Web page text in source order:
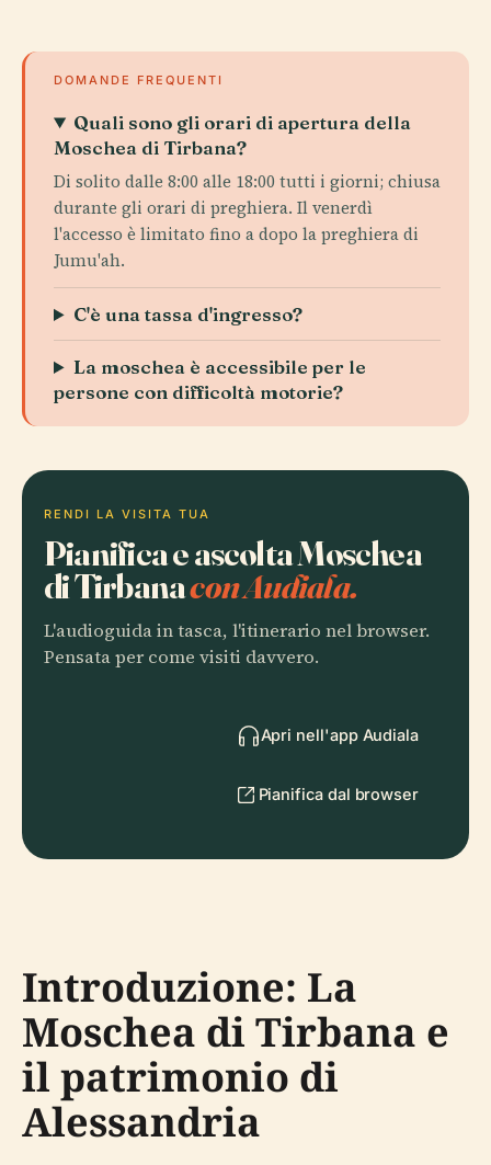
DOMANDE FREQUENTI
Quali sono gli orari di apertura della
Moschea di Tirbana?
Di solito dalle 8:00 alle 18:00 tutti i giorni; chiusa
durante gli orari di preghiera. Il venerdì
l'accesso è limitato fino a dopo la preghiera di
Jumu'ah.
C'è una tassa d'ingresso?
La moschea è accessibile per le
persone con difficoltà motorie?
RENDI LA VISITA TUA
Pianifica e ascolta Moschea
di Tirbanacon Audiala.
L'audioguida in tasca, l'itinerario nel browser.
Pensata per come visiti davvero.
Apri nell'app Audiala
Pianifica dal browser
Introduzione: La
Moschea di Tirbana e
il patrimonio di
Alessandria